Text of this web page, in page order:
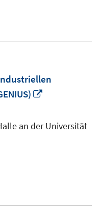
öffnen
an der Universität